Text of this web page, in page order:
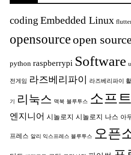
coding Embedded Linux
opensource open
python raspberrypi Software
전게임 라즈베리파이 라즈베리파이
기 리눅스 맥북 블루투스 소프
엔지니어 시놀로지 시놀로지 나스 아
프레스 알리 익스프레스 블루투스 오픈